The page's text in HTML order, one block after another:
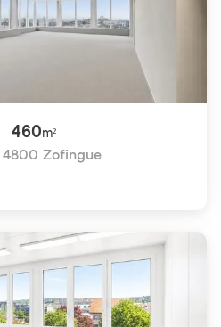
460m²
4800 Zofingue